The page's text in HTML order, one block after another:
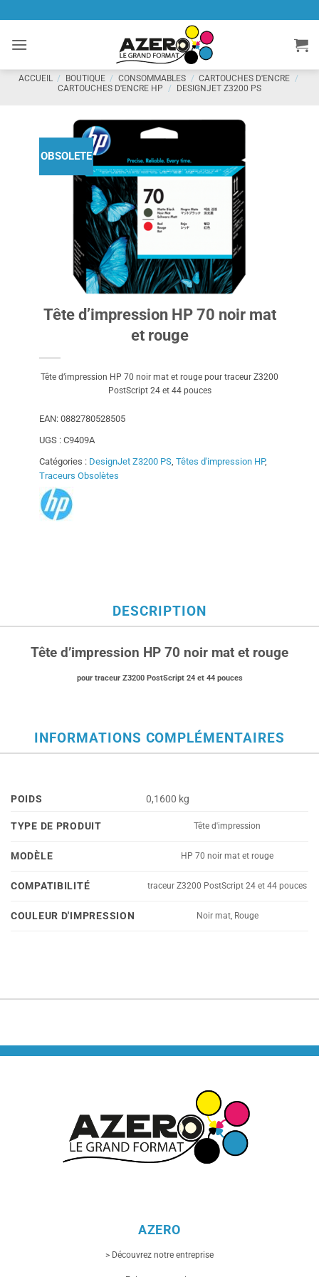
contenu
ACCUEIL / BOUTIQUE / CONSOMMABLES / CARTOUCHES D'ENCRE /
CARTOUCHES D'ENCRE HP / DESIGNJET Z3200 PS
OBSOLETE
Tête d’impression HP 70 noir mat
et rouge
Tête d’impression HP 70 noir mat et rouge pour traceur Z3200
PostScript 24 et 44 pouces
EAN: 0882780528505
UGS : C9409A
Catégories : DesignJet Z3200 PS, Têtes d'impression HP,
Traceurs Obsolètes
DESCRIPTION
Tête d’impression HP 70 noir mat et rouge
pour traceur Z3200 PostScript 24 et 44 pouces
INFORMATIONS COMPLÉMENTAIRES
POIDS 0,1600 kg
TYPE DE PRODUIT Tête d'impression
MODÈLE HP 70 noir mat et rouge
COMPATIBILITÉ traceur Z3200 PostScript 24 et 44 pouces
COULEUR D'IMPRESSION Noir mat, Rouge
AZERO
> Découvrez notre entreprise